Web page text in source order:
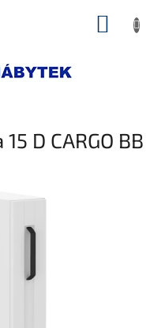
D CARGO BB